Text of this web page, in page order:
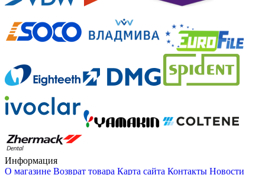
Информация
О магазине Возврат товара Карта сайта Контакты Новости